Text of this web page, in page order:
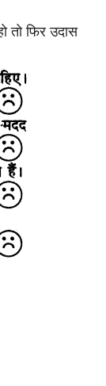
तो फिर उदास